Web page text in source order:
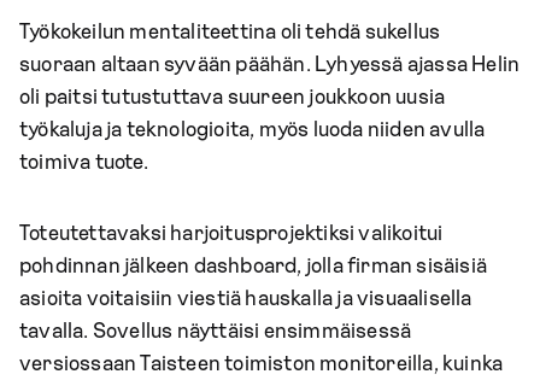
Työkokeilun mentaliteettina oli tehdä sukellus
suoraan altaan syvään päähän. Lyhyessä ajassa Helin
oli paitsi tutustuttava suureen joukkoon uusia
työkaluja ja teknologioita, myös luoda niiden avulla
toimiva tuote.
Toteutettavaksi harjoitusprojektiksi valikoitui
pohdinnan jälkeen dashboard, jolla firman sisäisiä
asioita voitaisiin viestiä hauskalla ja visuaalisella
tavalla. Sovellus näyttäisi ensimmäisessä
versiossaan Taisteen toimiston monitoreilla, kuinka